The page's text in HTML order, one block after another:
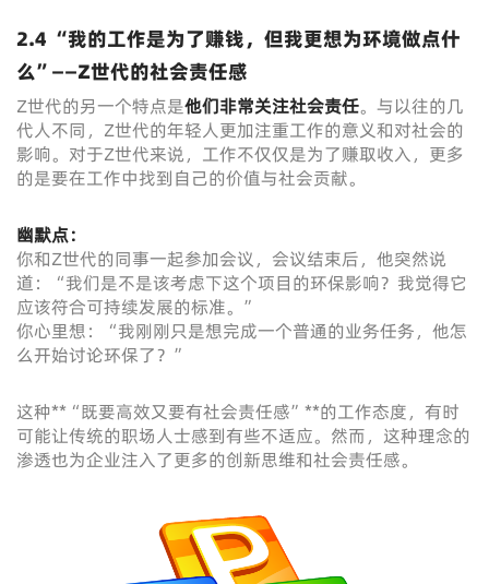
2.4 “我的工作是为了赚钱，但我更想为环境做点什
么”——Z世代的社会责任感
Z世代的另一个特点是他们非常关注社会责任。与以往的几
代人不同，Z世代的年轻人更加注重工作的意义和对社会的
影响。对于Z世代来说，工作不仅仅是为了赚取收入，更多
的是要在工作中找到自己的价值与社会贡献。
幽默点：
你和Z世代的同事一起参加会议，会议结束后，他突然说
道：“我们是不是该考虑下这个项目的环保影响？我觉得它
应该符合可持续发展的标准。”
你心里想：“我刚刚只是想完成一个普通的业务任务，他怎
么开始讨论环保了？”
这种**“既要高效又要有社会责任感”**的工作态度，有时
可能让传统的职场人士感到有些不适应。然而，这种理念的
渗透也为企业注入了更多的创新思维和社会责任感。